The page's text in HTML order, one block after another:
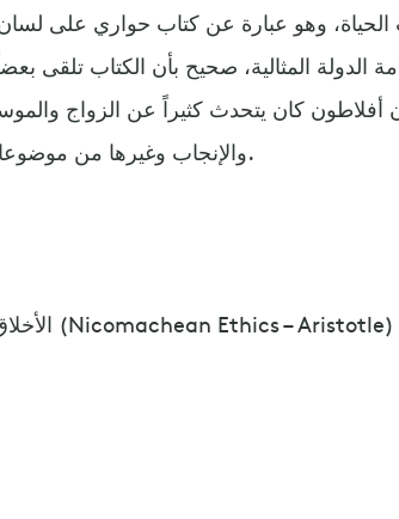
الحياة، وهو عبارة عن كتاب حواري على
الدولة المثالية، صحيح بأن الكتاب تلقى بعضاً
أفلاطون كان يتحدث كثيراً عن الزواج
والإنجاب وغيرها من موضوعات النقاش حول الحياة.
الأخلاق النيقوماخية – أرسطو (Nicomachean Ethics – Aristotle)